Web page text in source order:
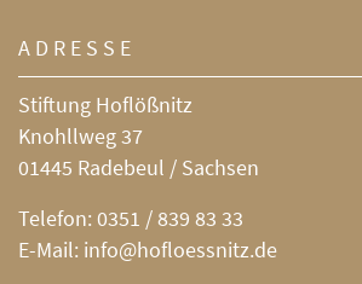
ADRESSE
Stiftung Hoflößnitz
Knohllweg 37
01445 Radebeul / Sachsen
Telefon: 0351 / 839 83 33
E-Mail: info@hofloessnitz.de